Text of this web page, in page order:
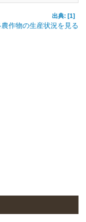
出典: [1]
作物の生産状況を見る